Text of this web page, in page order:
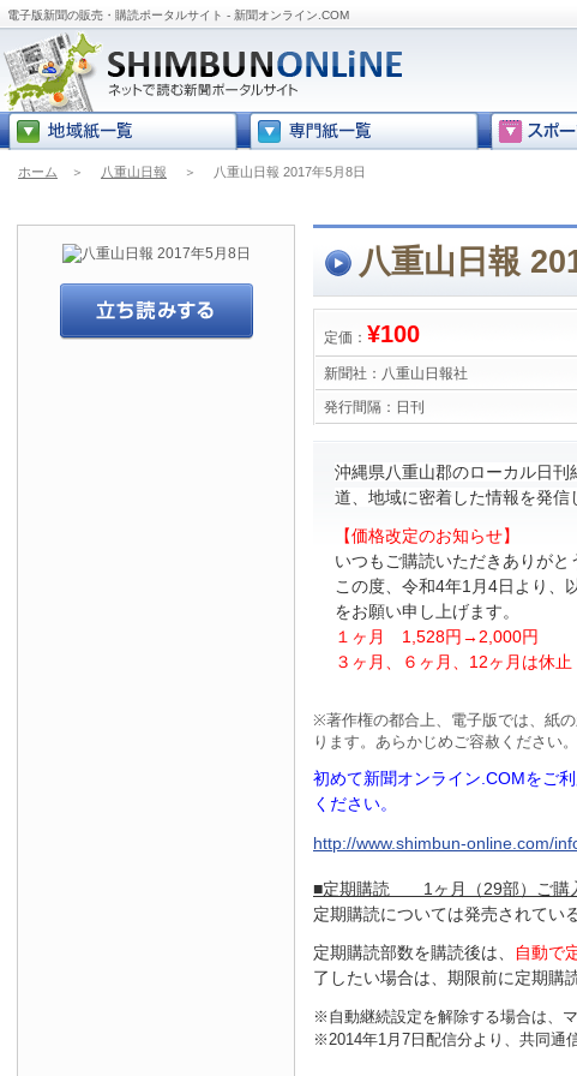
電子版新聞の販売・購読ポータルサイト - 新聞オンライン.COM
ホーム ＞ 八重山日報 ＞ 八重山日報 2017年5月8日
八重山日報
定価： ¥100
新聞社： 八重山日報社
発行間隔： 日刊
沖縄県八重山郡のローカル日
道、地域に密着した情報を発信
【価格改定のお知らせ】
いつもご購読いただきありがと
この度、令和4年1月4日より、
をお願い申し上げます。
１ヶ月 1,528円 →2,000円
３ヶ月、６ヶ月、 12ヶ月は休止
※著作権の都合上、電子版では、紙
ります。あらかじめご容赦ください。
初めて新聞オンライン.COMをご
ください。
http://www.shimbun-online.com/
■定期購読 1ヶ月（29部）
ご購
定期購読については発売されてい
定期購読部数を購読後は、 自動で
了したい場合は、期限前に定期購
※自動継続設定を解除する場合は、
※2014年1月7日配信分より、共同通